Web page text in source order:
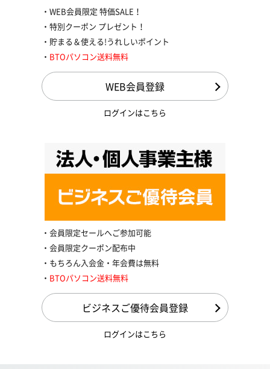
WEB会員限定 特価SALE！
特別クーポン プレゼント！
貯まる＆使える!うれしいポイント
BTOパソコン送料無料
WEB会員登録
ログインはこちら
会員限定セールへご参加可能
会員限定クーポン配布中
もちろん入会金・年会費は無料
BTOパソコン送料無料
ビジネスご優待会員登録
ログインはこちら